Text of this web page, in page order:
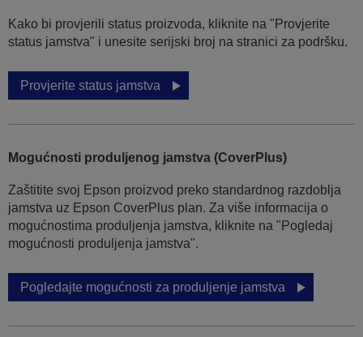
Kako bi provjerili status proizvoda, kliknite na "Provjerite
status jamstva" i unesite serijski broj na stranici za podršku.
Provjerite status jamstva
Mogućnosti produljenog jamstva (CoverPlus)
Zaštitite svoj Epson proizvod preko standardnog razdoblja
jamstva uz Epson CoverPlus plan. Za više informacija o
mogućnostima produljenja jamstva, kliknite na "Pogledaj
mogućnosti produljenja jamstva".
Pogledajte mogućnosti za produljenje jamstva